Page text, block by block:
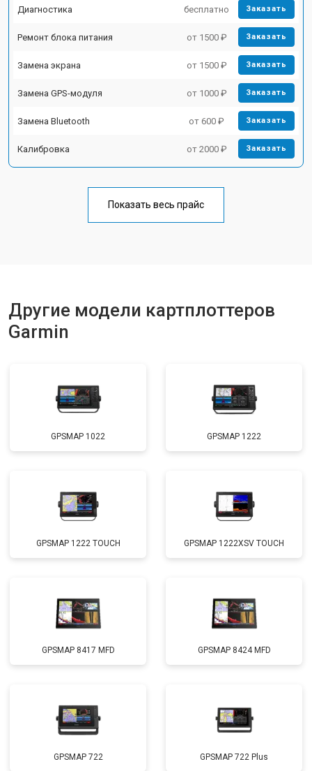
Диагностика бесплатно Заказать
Ремонт блока питания от 1500 ₽ Заказать
Замена экрана от 1500 ₽ Заказать
Замена GPS-модуля от 1000 ₽ Заказать
Замена Bluetooth от 600 ₽ Заказать
Калибровка от 2000 ₽ Заказать
Показать весь прайс
Другие модели картплоттеров
Garmin
GPSMAP 1022 GPSMAP 1222
GPSMAP 1222 TOUCH GPSMAP 1222XSV TOUCH
GPSMAP 8417 MFD GPSMAP 8424 MFD
GPSMAP 722 GPSMAP 722 Plus